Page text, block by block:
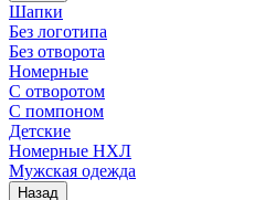
Шапки
Без логотипа
Без отворота
Номерные
С отворотом
С помпоном
Детские
Номерные НХЛ
Мужская одежда
Назад